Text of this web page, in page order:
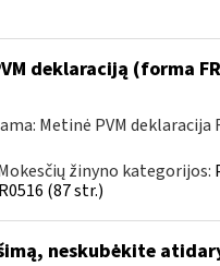
deklaraciją (forma
Metinė PVM deklaracija
žinyno kategorijos:
(87 str.)
neskubėkite